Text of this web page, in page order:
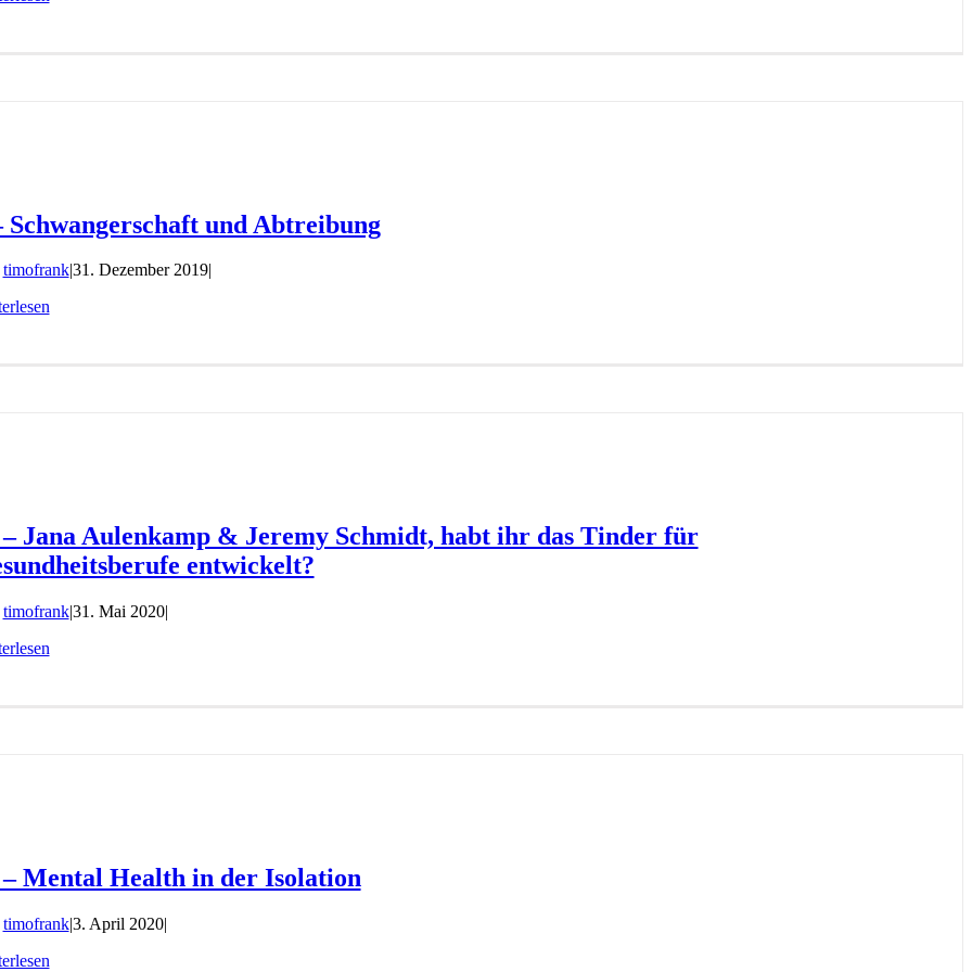
Schwangerschaft und Abtreibung
timofrank|31. Dezember 2019|
– Jana Aulenkamp & Jeremy Schmidt, habt ihr das Tinder für
entwickelt?
timofrank|31. Mai 2020|
– Mental Health in der Isolation
timofrank|3. April 2020|